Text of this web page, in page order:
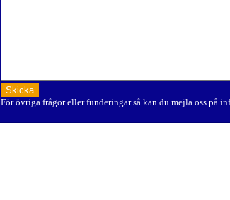
För övriga frågor eller funderingar så kan du mejla oss på